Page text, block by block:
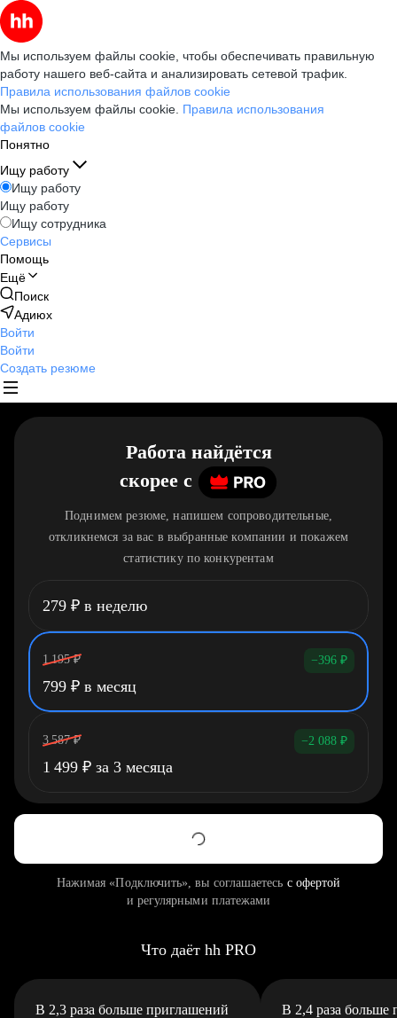
Мы используем файлы cookie, чтобы обеспечивать правильную
работу нашего веб-сайта и анализировать сетевой трафик.
Правила использования файлов cookie
Мы используем файлы cookie. Правила использования
файлов cookie
Понятно
Ищу работу
Ищу работу
Ищу работу
Ищу сотрудника
Сервисы
Помощь
Ещё
Поиск
Адиюх
Войти
Войти
Создать резюме
Работа найдётся
скорее c
Поднимем резюме, напишем сопроводительные,
откликнемся за вас в выбранные компании и покажем
статистику по конкурентам
279 ₽ в неделю
1 195 ₽ −396 ₽
799 ₽ в месяц
3 587 ₽ −2 088 ₽
1 499 ₽ за 3 месяца
Нажимая «Подключить», вы соглашаетесь с офертой
и регулярными платежами
Что даёт hh PRO
В 2,3 раза больше приглашений В 2,4 раза больше